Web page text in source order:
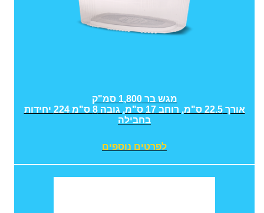
מגש בר 1,800 סמ"ק
אורך 22.5 ס"מ, רוחב 17 ס"מ, גובה 8 ס"מ 224 יחידות
בחבילה
לפרטים נוספים